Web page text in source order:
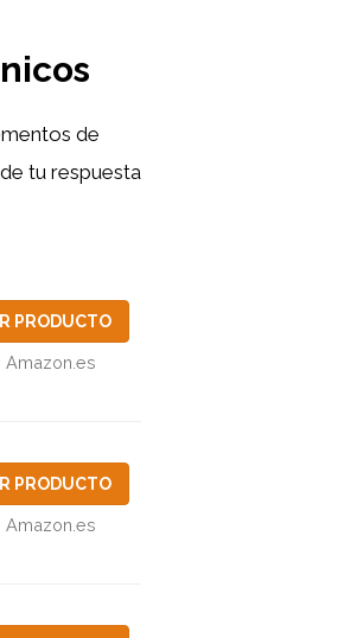
de
tu respuesta
PRODUCTO
Amazon.es
PRODUCTO
Amazon.es